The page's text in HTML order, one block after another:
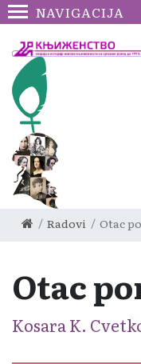
NAVIGACIJA
Radovi Otac
Otac
Kosara K.